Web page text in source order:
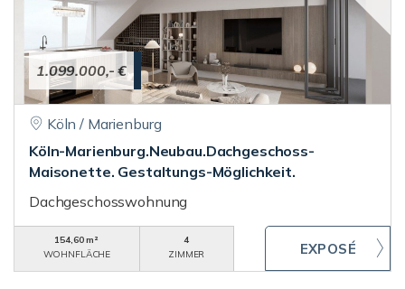
1.099.000,- €
Köln / Marienburg
Köln-Marienburg.Neubau.Dachgeschoss-
Maisonette. Gestaltungs-Möglichkeit.
Dachgeschosswohnung
154,60 m²
WOHNFLÄCHE
4
ZIMMER